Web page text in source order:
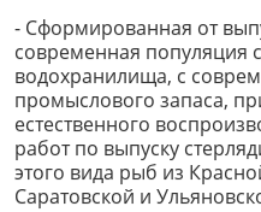
- Сформированная от
современная популяция
водохранилища, с
промыслового запаса,
естественного
работ по выпуску
этого вида рыб из
Саратовской и